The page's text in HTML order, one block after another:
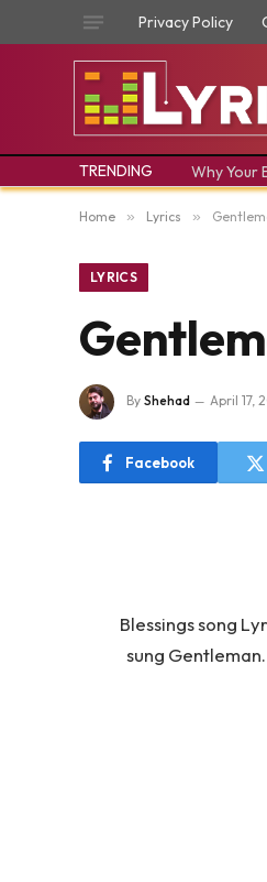
Privacy Policy
TRENDING Why Your
Home » Lyrics »
LYRICS
By Shehad April 17,
Facebook
Blessings song
sung